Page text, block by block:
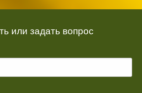
или задать вопрос